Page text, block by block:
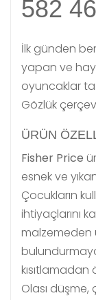
582
İlk günden
yapan ve
oyuncaklar
Gözlük
ÜRÜN
Fisher Price
esnek ve
Çocukların
ihtiyaçlarını
malzemeden
Olası